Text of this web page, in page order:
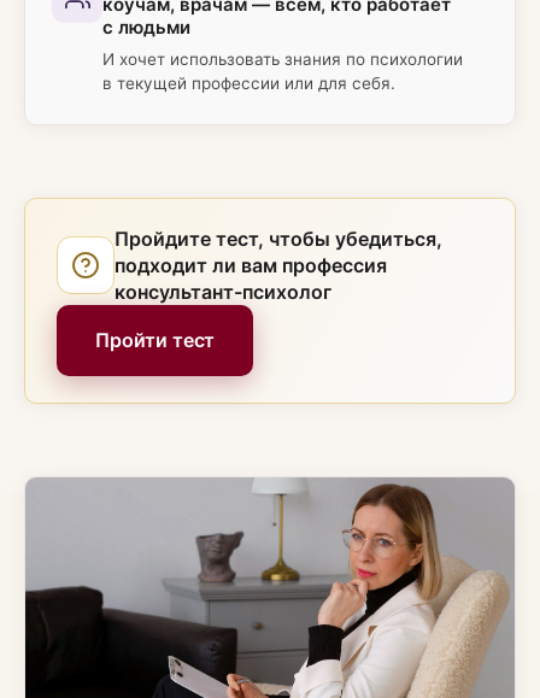
коучам, врачам — всем, кто работает
с людьми
И хочет использовать знания по психологии
в текущей профессии или для себя.
Пройдите тест, чтобы убедиться,
подходит ли вам профессия
консультант-психолог
Пройти тест